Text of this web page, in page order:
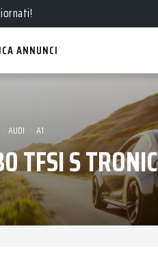
ANNUNCI
AUDI A1
TFSI S TRONIC